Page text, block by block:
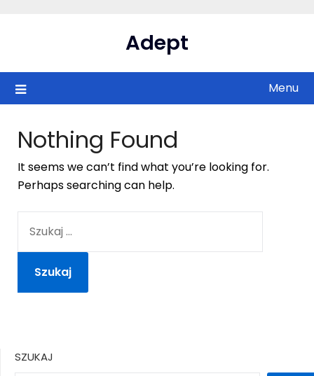
Adept
Menu
Nothing Found
It seems we can’t find what you’re looking for.
Perhaps searching can help.
SZUKAJ